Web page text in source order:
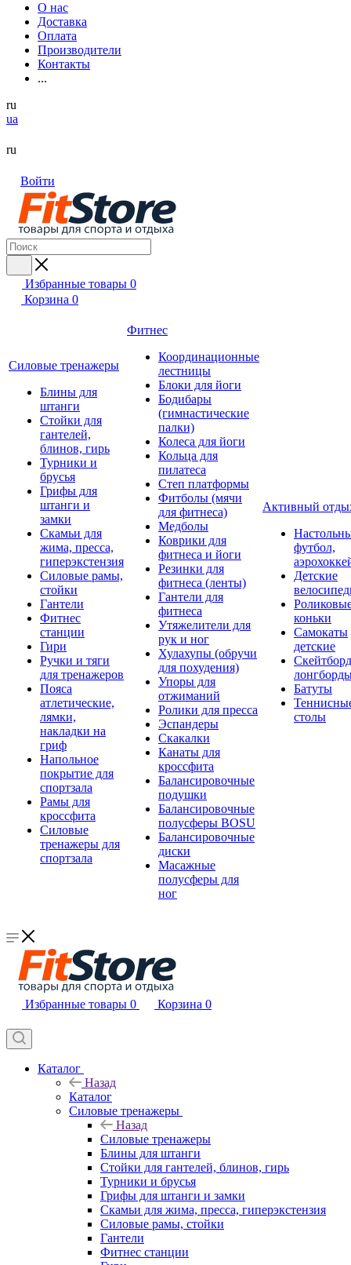
О нас
Доставка
Оплата
Производители
Контакты
...
ru
ua
ru
Войти
Избранные товары 0
Корзина 0
Силовые тренажеры
Блины для
штанги
Стойки для
гантелей,
блинов, гирь
Турники и
брусья
Грифы для
штанги и
замки
Скамьи для
жима, пресса,
гиперэкстензия
Силовые рамы,
стойки
Гантели
Фитнес
станции
Гири
Ручки и тяги
для тренажеров
Пояса
атлетические,
лямки,
накладки на
гриф
Напольное
покрытие для
спортзала
Рамы для
кроссфита
Силовые
тренажеры для
спортзала
Фитнес
Координационные
лестницы
Блоки для йоги
Бодибары
(гимнастические
палки)
Колеса для йоги
Кольца для
пилатеса
Степ платформы
Фитболы (мячи
для фитнеса)
Медболы
Коврики для
фитнеса и йоги
Резинки для
фитнеса (ленты)
Гантели для
фитнеса
Утяжелители для
рук и ног
Хулахупы (обручи
для похудения)
Упоры для
отжиманий
Ролики для пресса
Эспандеры
Скакалки
Канаты для
кроссфита
Балансировочные
подушки
Балансировочные
полусферы BOSU
Балансировочные
диски
Масажные
полусферы для
ног
Активный
футбол,
Детские
коньки
Самокаты
детские
Батуты
столы
Избранные товары 0 Корзина 0
Каталог
Назад
Каталог
Силовые тренажеры
Назад
Силовые тренажеры
Блины для штанги
Стойки для гантелей, блинов, гирь
Турники и брусья
Грифы для штанги и замки
Скамьи для жима, пресса, гиперэкстензия
Силовые рамы, стойки
Гантели
Фитнес станции